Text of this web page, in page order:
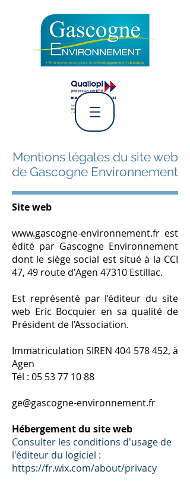
L' Association Gascogne
Environnement
Mentions légales du site web
de Gascogne Environnement
Site web
www.gascogne-environnement.fr est
édité par Gascogne Environnement
dont le siège social est situé à la CCI
47, 49 route d'Agen 47310 Estillac.
Est représenté par l’éditeur du site
web Eric Bocquier en sa qualité de
Président de l’Association.
Immatriculation SIREN 404 578 452, à
Agen
Tél : 05 53 77 10 88
ge@gascogne-environnement.fr
Hébergement du site web
Consulter les conditions d'usage de
l'éditeur du logiciel :
https://fr.wix.com/about/privacy